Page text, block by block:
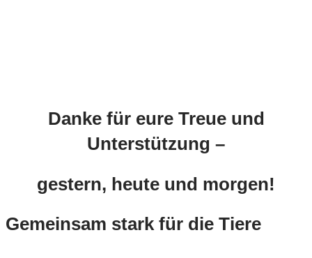
Danke für eure Treue und
Unterstützung –
gestern, heute und morgen!
Gemeinsam stark für die Tiere